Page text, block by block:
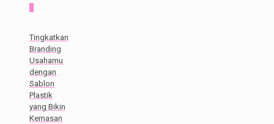
Tingkatkan
Branding
Usahamu
dengan
Sablon
Plastik
yang Bikin
Kemasan